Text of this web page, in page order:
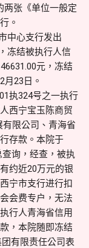
两张《单位一般定
行。
中心支行发出
冻结被执行人信
元，冻结
月23日。
执324号之一执行
西宁宝玉陈商贸
限公司、青海省
存款。本院于
询，经查，被执
约近20万元的银
宁市支行进行扣
会费专户，无法
行人青海省信用
，本院随即冻结
有限责任公司表